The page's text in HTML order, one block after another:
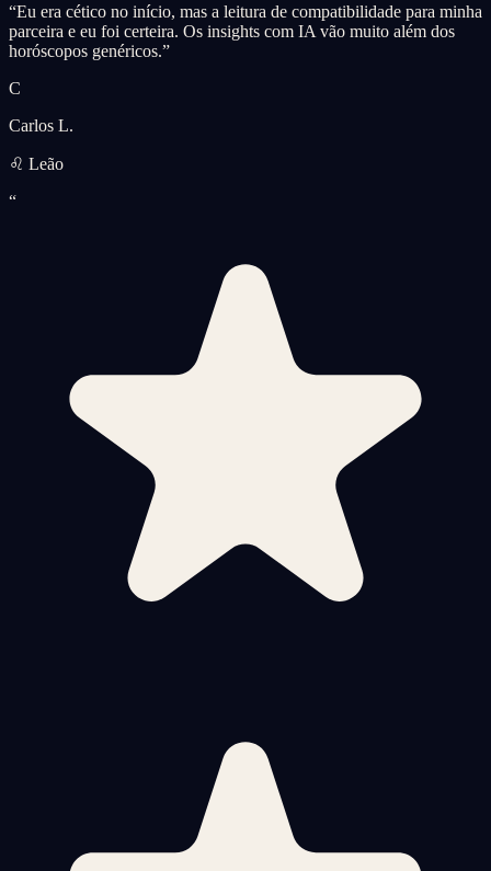
“Eu era cético no início, mas a leitura de compatibilidade para minha
parceira e eu foi certeira. Os insights com IA vão muito além dos
horóscopos genéricos.”
C
Carlos L.
♌ Leão
“